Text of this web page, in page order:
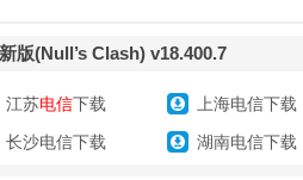
动。
版(Null’s Clash) v18.400.7
江苏电信下载 上海电信下载
长沙电信下载 湖南电信下载